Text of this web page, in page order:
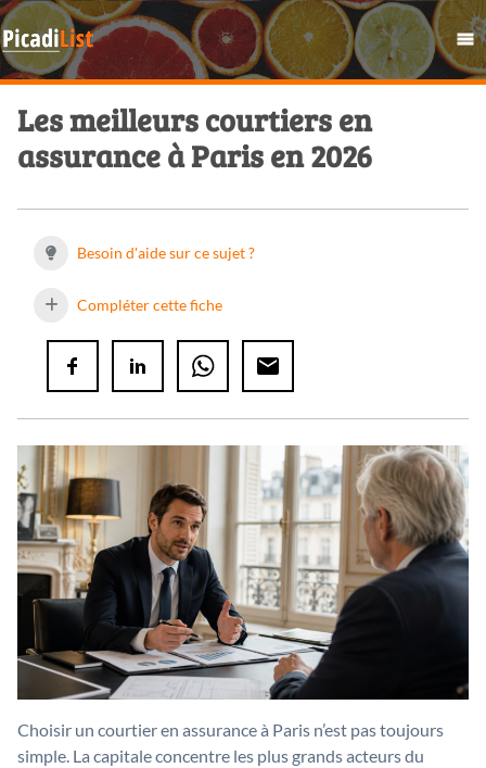
Les meilleurs courtiers en
assurance à Paris en 2026
Besoin d'aide sur ce sujet ?
Compléter cette fiche
Choisir un courtier en assurance à Paris n’est pas toujours
simple. La capitale concentre les plus grands acteurs du